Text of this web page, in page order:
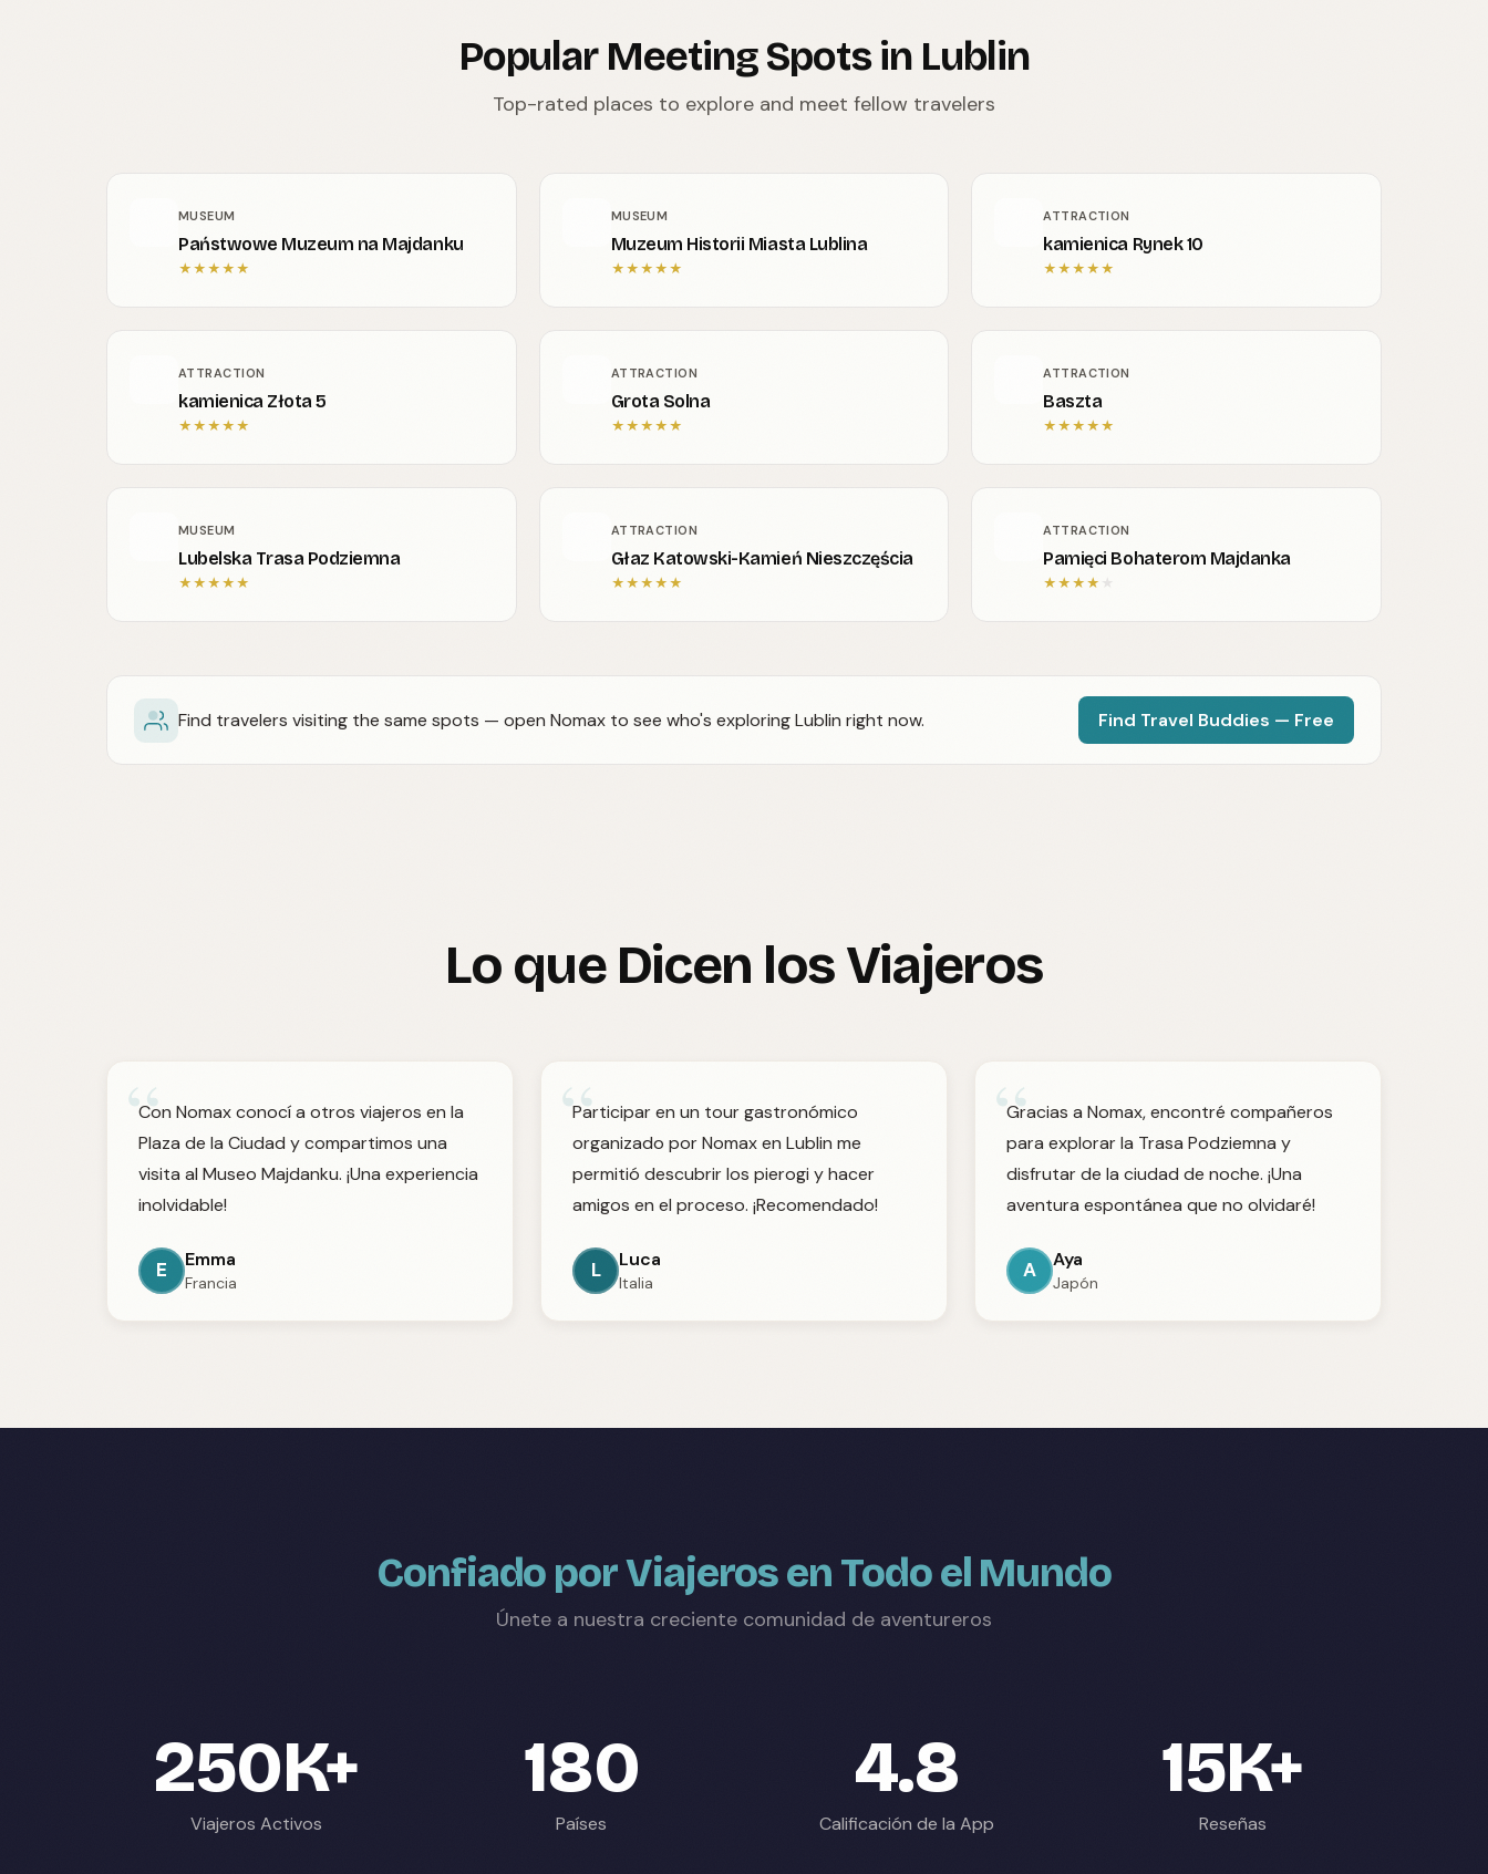
Popular Meeting Spots in Lublin
Top-rated places to explore and meet fellow travelers
MUSEUM
Państwowe Muzeum na Majdanku
★★★★★
MUSEUM
Muzeum Historii Miasta Lublina
★★★★★
ATTRACTION
kamienica Rynek 10
★★★★★
ATTRACTION
kamienica Złota 5
★★★★★
ATTRACTION
Grota Solna
★★★★★
ATTRACTION
Baszta
★★★★★
MUSEUM
Lubelska Trasa Podziemna
★★★★★
ATTRACTION
Głaz Katowski-Kamień Nieszczęścia
★★★★★
ATTRACTION
Pamięci Bohaterom Majdanka
★★★★ ★
Find travelers visiting the same spots — open Nomax to see who's exploring Lublin right now. Find Travel Buddies — Free
Lo que Dicen los Viajeros
“
Con Nomax conocí a otros viajeros en la
Plaza de la Ciudad y compartimos una
visita al Museo Majdanku. ¡Una experiencia
inolvidable!
E Emma
Francia
“
Participar en un tour gastronómico
organizado por Nomax en Lublin me
permitió descubrir los pierogi y hacer
amigos en el proceso. ¡Recomendado!
L Luca
Italia
“
Gracias a Nomax, encontré compañeros
para explorar la Trasa Podziemna y
disfrutar de la ciudad de noche. ¡Una
aventura espontánea que no olvidaré!
A Aya
Japón
Confiado por Viajeros en Todo el Mundo
Únete a nuestra creciente comunidad de aventureros
250K+
Viajeros Activos
180
Países
4.8
Calificación de la App
15K+
Reseñas